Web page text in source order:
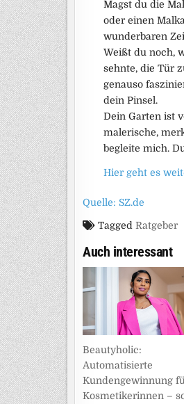
Magst du die
oder einen
wunderbaren
Weißt du noch,
sehnte, die Tür
genauso
dein Pinsel.
Dein Garten ist
malerische,
begleite mich.
Hier geht es
Quelle: SZ.de
Tagged Ratgeber
Auch interessant
Beautyholic:
Automatisierte
Kundengewinnung
Kosmetikerinnen –